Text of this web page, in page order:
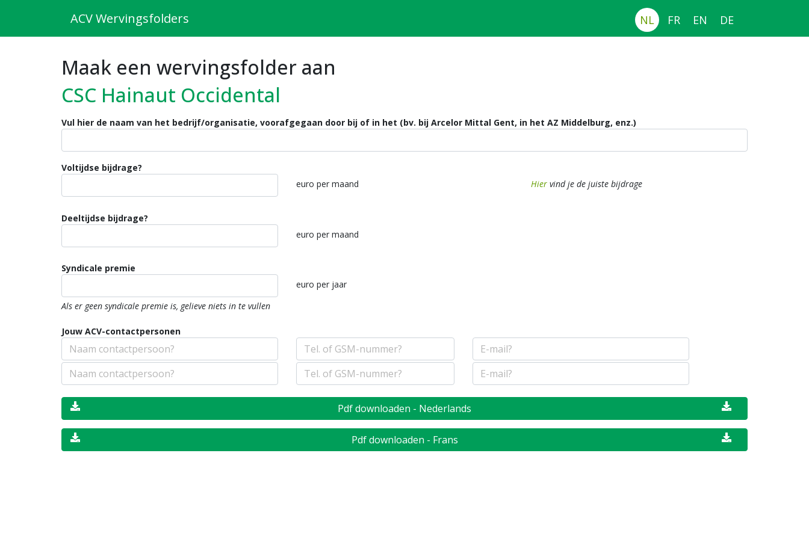
ACV Wervingsfolders NL FR EN DE
Maak een wervingsfolder aan
CSC Hainaut Occidental
Vul hier de naam van het bedrijf/organisatie, voorafgegaan door bij of in het (bv. bij Arcelor Mittal Gent, in het AZ Middelburg, enz.)
Voltijdse bijdrage?
euro per maand
Hier vind je de juiste bijdrage
Deeltijdse bijdrage?
euro per maand
Syndicale premie
Als er geen syndicale premie is, gelieve niets in te vullen
euro per jaar
Jouw ACV-contactpersonen
Pdf downloaden - Nederlands
Pdf downloaden - Frans